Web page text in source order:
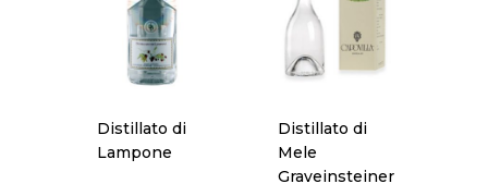
Distillato di
Lampone
Distillato di
Mele
Graveinsteiner